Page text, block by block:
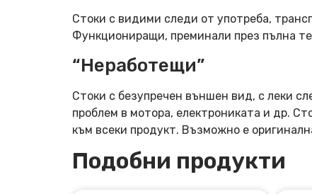
Стоки с видими следи от употреба,
Функциониращи, преминали през пълна
“Неработещи”
Стоки с безупречен външен вид, с леки
проблем в мотора, електрониката и др.
към всеки продукт. Възможно е
Подобни продукти